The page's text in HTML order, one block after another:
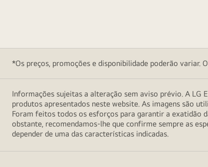
*Os preços, promoções e disponibilidade poderão variar.
Informações sujeitas a alteração sem aviso prévio. A LG
produtos apresentados neste website. As imagens são
Foram feitos todos os esforços para garantir a exatidão
obstante, recomendamos-lhe que confirme sempre as
depender de uma das características indicadas.